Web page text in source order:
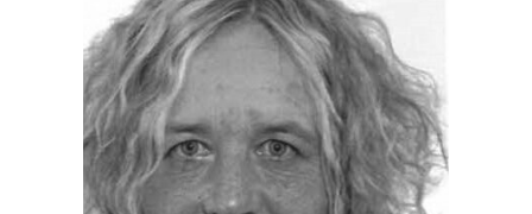
REISEMAGAZINE
THEMEN
ANGEBOTE